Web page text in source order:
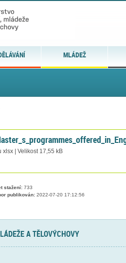
MLÁDEŽ
xlsx | Velikost 17,55 kB
stažení:733
publikován:2022-07-20 17:12:56
A TĚLOVÝCHOVY